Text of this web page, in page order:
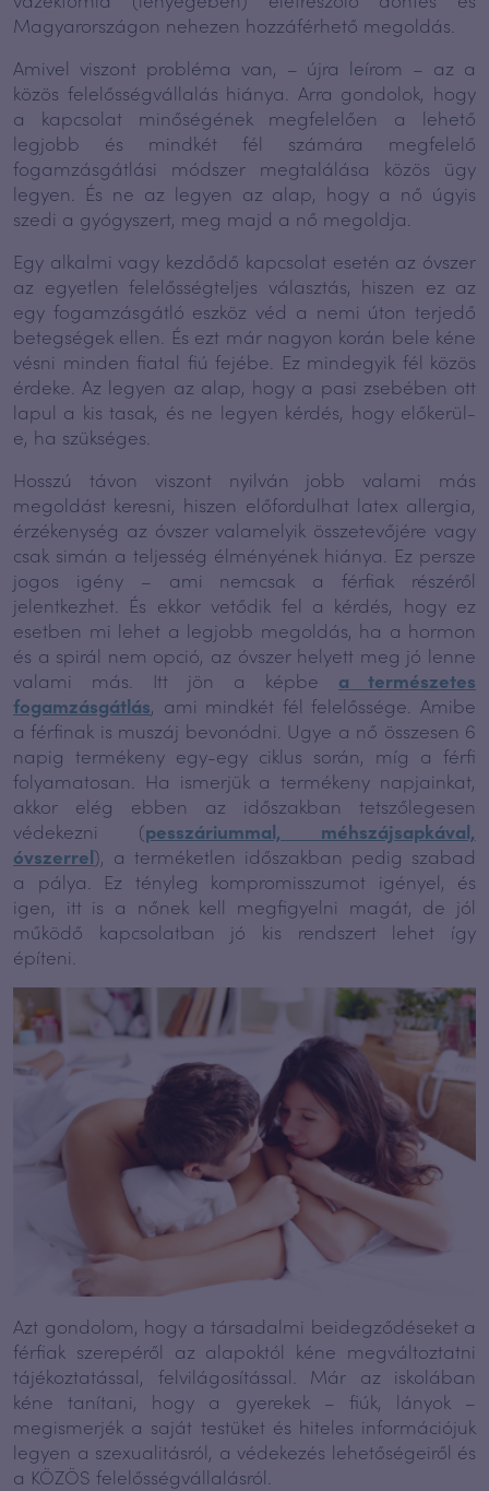
Magyarországon nehezen hozzáférhető megoldás.
Amivel viszont probléma van, – újra leírom – az a
közös felelősségvállalás hiánya. Arra gondolok, hogy
a kapcsolat minőségének megfelelően a lehető
legjobb és mindkét fél számára megfelelő
fogamzásgátlási módszer megtalálása közös ügy
legyen. És ne az legyen az alap, hogy a nő úgyis
szedi a gyógyszert, meg majd a nő megoldja.
Egy alkalmi vagy kezdődő kapcsolat esetén az óvszer
az egyetlen felelősségteljes választás, hiszen ez az
egy fogamzásgátló eszköz véd a nemi úton terjedő
betegségek ellen. És ezt már nagyon korán bele kéne
vésni minden fiatal fiú fejébe. Ez mindegyik fél közös
érdeke. Az legyen az alap, hogy a pasi zsebében ott
lapul a kis tasak, és ne legyen kérdés, hogy előkerül-
e, ha szükséges.
Hosszú távon viszont nyilván jobb valami más
megoldást keresni, hiszen előfordulhat latex allergia,
érzékenység az óvszer valamelyik összetevőjére vagy
csak simán a teljesség élményének hiánya. Ez persze
jogos igény – ami nemcsak a férfiak részéről
jelentkezhet. És ekkor vetődik fel a kérdés, hogy ez
esetben mi lehet a legjobb megoldás, ha a hormon
és a spirál nem opció, az óvszer helyett meg jó lenne
valami más. Itt jön a képbe a természetes
fogamzásgátlás, ami mindkét fél felelőssége. Amibe
a férfinak is muszáj bevonódni. Ugye a nő összesen 6
napig termékeny egy-egy ciklus során, míg a férfi
folyamatosan. Ha ismerjük a termékeny napjainkat,
akkor elég ebben az időszakban tetszőlegesen
védekezni (pesszáriummal, méhszájsapkával,
óvszerrel), a terméketlen időszakban pedig szabad
a pálya. Ez tényleg kompromisszumot igényel, és
igen, itt is a nőnek kell megfigyelni magát, de jól
működő kapcsolatban jó kis rendszert lehet így
építeni.
Azt gondolom, hogy a társadalmi beidegződéseket a
férfiak szerepéről az alapoktól kéne megváltoztatni
tájékoztatással, felvilágosítással. Már az iskolában
kéne tanítani, hogy a gyerekek – fiúk, lányok –
megismerjék a saját testüket és hiteles információjuk
legyen a szexualitásról, a védekezés lehetőségeiről és
a KÖZÖS felelősségvállalásról.